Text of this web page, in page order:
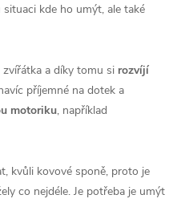
kde ho umýt, ale také
a díky tomu si rozvíjí
příjemné na dotek a
motoriku, například
kvůli kovové sponě, proto je
co nejdéle. Je potřeba je umýt